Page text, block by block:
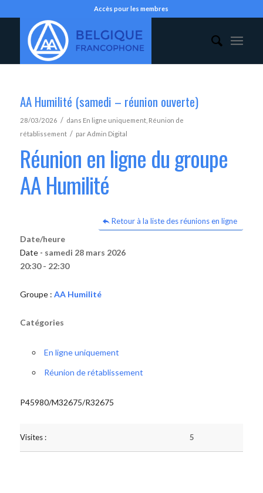
Accès pour les membres
AA Humilité (samedi – réunion ouverte)
28/03/2026 / dans En ligne uniquement, Réunion de
rétablissement / parAdmin Digital
Réunion en ligne du groupe
AA Humilité
Retour à la liste des réunions en ligne
Date/heure
Date - samedi 28 mars 2026
20:30 - 22:30
Groupe : AA Humilité
Catégories
En ligne uniquement
Réunion de rétablissement
P45980/M32675/R32675
Visites : 5